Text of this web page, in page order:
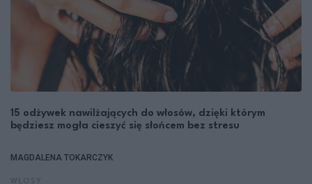
15 odżywek nawilżających do włosów, dzięki którym
będziesz mogła cieszyć się słońcem bez stresu
MAGDALENA TOKARCZYK